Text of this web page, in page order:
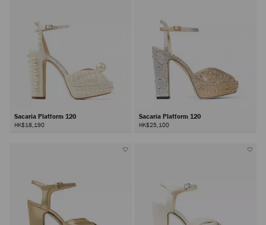
Sacaria Platform 120
HK$18,190
Sacaria Platform 120
HK$25,100